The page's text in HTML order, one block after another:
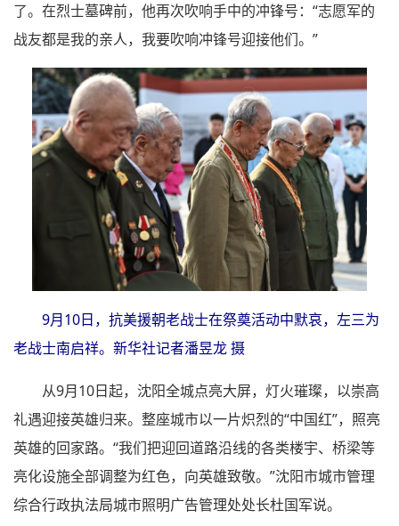
了。在烈士墓碑前，他再次吹响手中的冲锋号：“志愿军的
战友都是我的亲人，我要吹响冲锋号迎接他们。”
9月10日，抗美援朝老战士在祭奠活动中默哀，左三为
老战士南启祥。新华社记者潘昱龙 摄
从9月10日起，沈阳全城点亮大屏，灯火璀璨，以崇高
礼遇迎接英雄归来。整座城市以一片炽烈的“中国红”，照亮
英雄的回家路。“我们把迎回道路沿线的各类楼宇、桥梁等
亮化设施全部调整为红色，向英雄致敬。”沈阳市城市管理
综合行政执法局城市照明广告管理处处长杜国军说。